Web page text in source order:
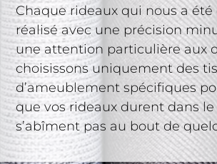
Chaque rideaux qui nous a
réalisé avec une précision
une attention particulière aux
choisissons uniquement des
d’ameublement spécifiques
que vos rideaux durent dans
s’abîment pas au bout de